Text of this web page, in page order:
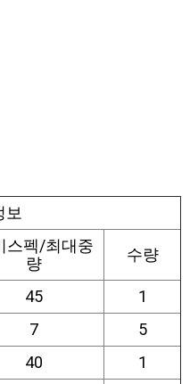
보
스펙/최대중
량
수량
45
1
7
5
40
1